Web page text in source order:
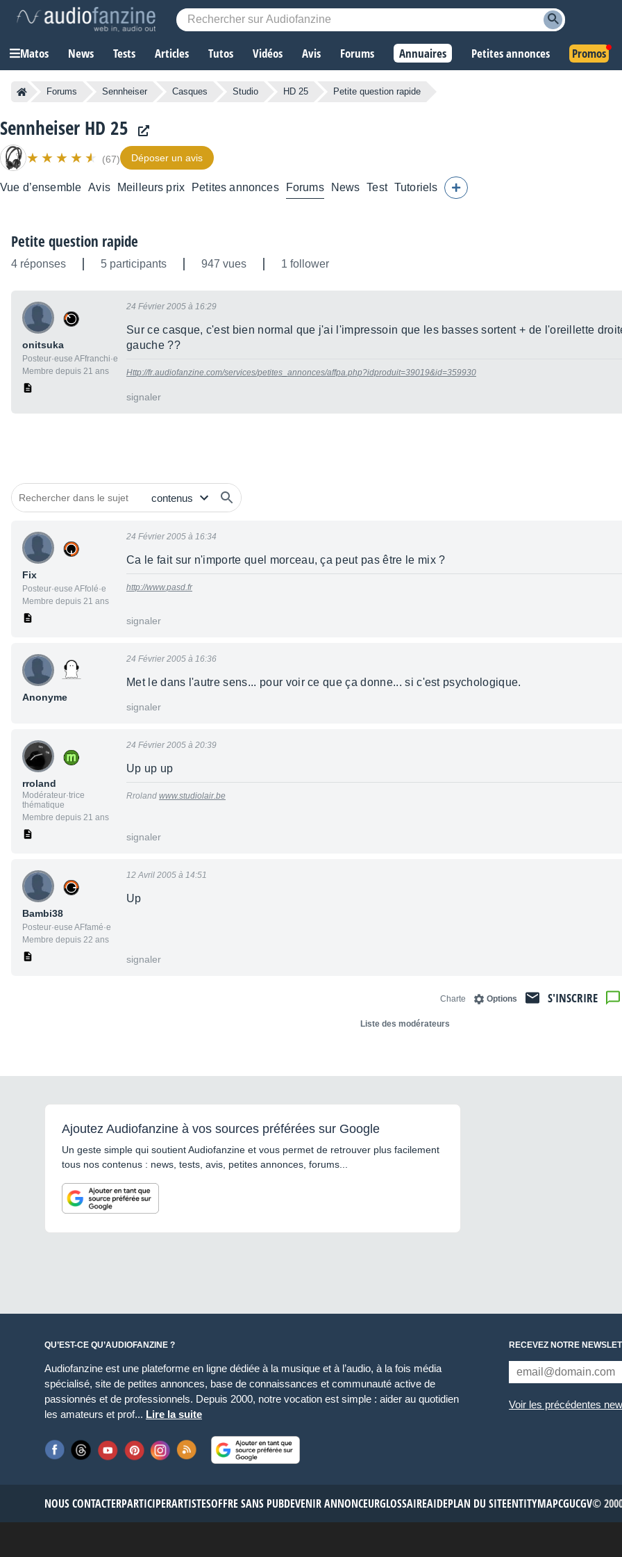
Matos News Tests Articles Tutos Vidéos Avis Forums Annuaires Petites annonces Promos
Forums Sennheiser Casques Studio HD 25 Petite question rapide
Sennheiser HD 25
(67) Déposer un avis
Vue d’ensemble Avis Meilleurs prix Petites annonces Forums News Test Tutoriels
Petite question rapide
4 réponses 5 participants 947 vues 1 follower
onitsuka
Posteur·euse AFfranchi·e
Membre depuis 21 ans
24 Février 2005 à 16:29
Sur ce casque, c'est bien normal que j'ai l'impressoin que les basses sortent + de l'oreillette
gauche ??
Http://fr.audiofanzine.com/services/petites_annonces/affpa.php?idproduit=39019&id=359930
signaler
Fix
Posteur·euse AFfolé·e
Membre depuis 21 ans
24 Février 2005 à 16:34
Ca le fait sur n'importe quel morceau, ça peut pas être le mix ?
http://www.pasd.fr
signaler
Anonyme
24 Février 2005 à 16:36
Met le dans l'autre sens... pour voir ce que ça donne... si c'est psychologique.
signaler
rroland
Modérateur·trice
thématique
Membre depuis 21 ans
24 Février 2005 à 20:39
Up up up
Rroland www.studiolair.be
signaler
Bambi38
Posteur·euse AFfamé·e
Membre depuis 22 ans
12 Avril 2005 à 14:51
Up
signaler
S'INSCRIRE
Options
Charte
Liste des modérateurs
Ajoutez Audiofanzine à vos sources préférées sur Google
Un geste simple qui soutient Audiofanzine et vous permet de retrouver plus facilement
tous nos contenus : news, tests, avis, petites annonces, forums...
QU’EST-CE QU’AUDIOFANZINE ?
Audiofanzine est une plateforme en ligne dédiée à la musique et à l’audio, à la fois média
spécialisé, site de petites annonces, base de connaissances et communauté active de
passionnés et de professionnels. Depuis 2000, notre vocation est simple : aider au quotidien
les amateurs et prof... Lire la suite
RECEVEZ NOTRE
Voir les précédentes
NOUS CONTACTERPARTICIPERARTISTESOFFRE SANS PUBDEVENIR ANNONCEURGLOSSAIREAIDEPLAN DU SITEENTITYMAPCGUCGV©